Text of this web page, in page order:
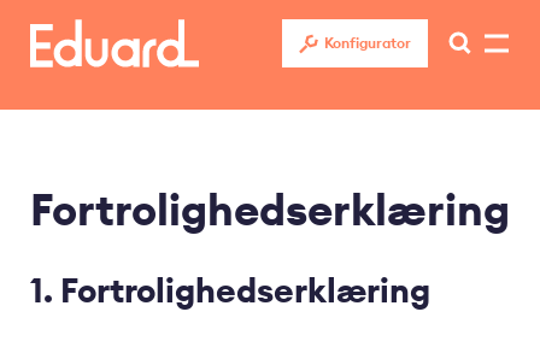
hovedindhold
Konfigurator
Fortrolighedserklæring
1. Fortrolighedserklæring